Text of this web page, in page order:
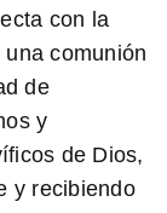
con la
comunión
de
y
de Dios,
y recibiendo